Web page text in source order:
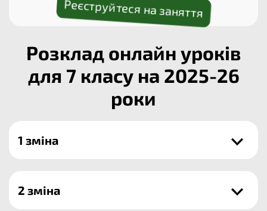
Реєструйтеся на заняття
Розклад онлайн уроків
для 7 класу на 2025-26
роки
1 зміна
2 зміна